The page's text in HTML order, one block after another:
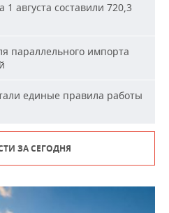
1 августа составили 720,3
параллельного импорта
единые правила работы
ЗА СЕГОДНЯ